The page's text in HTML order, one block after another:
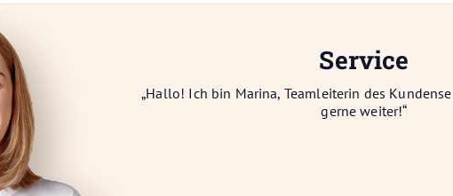
Service
„Hallo! Ich bin Marina, Teamleiterin des
gerne weiter!“